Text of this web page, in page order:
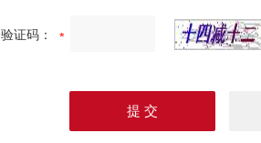
验证码：